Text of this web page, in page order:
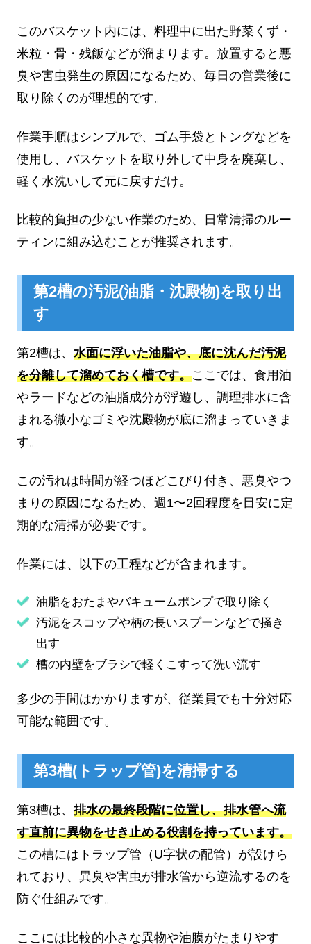
このバスケット内には、料理中に出た野菜くず・
米粒・骨・残飯などが溜まります。放置すると悪
臭や害虫発生の原因になるため、毎日の営業後に
取り除くのが理想的です。
作業手順はシンプルで、ゴム手袋とトングなどを
使用し、バスケットを取り外して中身を廃棄し、
軽く水洗いして元に戻すだけ。
比較的負担の少ない作業のため、日常清掃のルー
ティンに組み込むことが推奨されます。
第2槽の汚泥(油脂・沈殿物)を取り出
す
第2槽は、 水面に浮いた油脂や、底に沈んだ汚泥
を分離して溜めておく槽です。ここでは、食用油
やラードなどの油脂成分が浮遊し、調理排水に含
まれる微小なゴミや沈殿物が底に溜まっていきま
す。
この汚れは時間が経つほどこびり付き、悪臭やつ
まりの原因になるため、週1〜2回程度を目安に定
期的な清掃が必要です。
作業には、以下の工程などが含まれます。
油脂をおたまやバキュームポンプで取り除く
汚泥をスコップや柄の長いスプーンなどで掻き
出す
槽の内壁をブラシで軽くこすって洗い流す
多少の手間はかかりますが、従業員でも十分対応
可能な範囲です。
第3槽(トラップ管)を清掃する
第3槽は、 排水の最終段階に位置し、排水管へ流
す直前に異物をせき止める役割を持っています。
この槽にはトラップ管（U字状の配管）が設けら
れており、異臭や害虫が排水管から逆流するのを
防ぐ仕組みです。
ここには比較的小さな異物や油膜がたまりやす